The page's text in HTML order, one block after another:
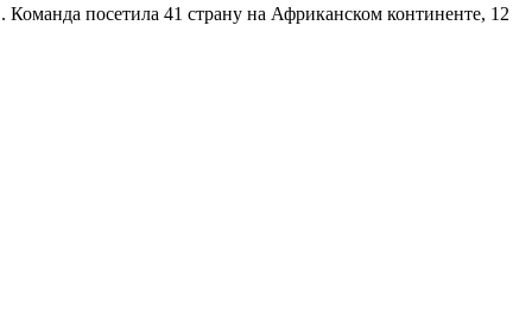
посетила 41 страну на Африканском континенте, 12